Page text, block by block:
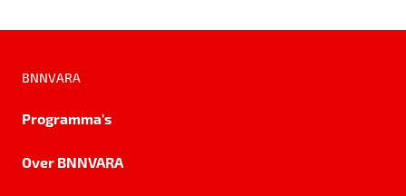
BNNVARA
Programma's
Over BNNVARA